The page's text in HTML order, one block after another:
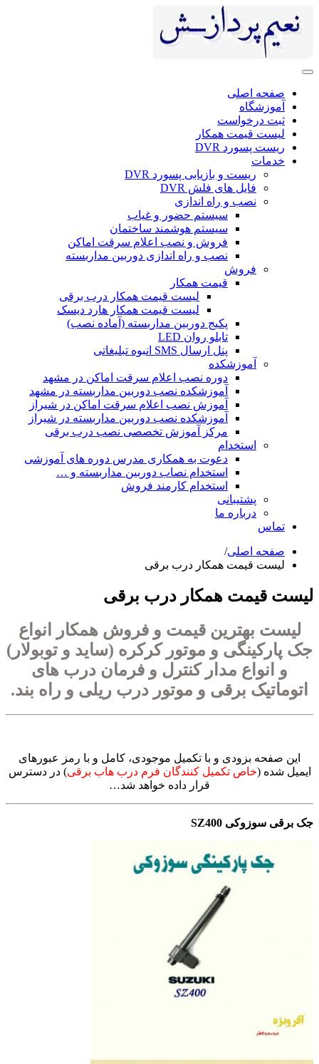
صفحه اصلی
آموزشگاه
ثبت درخواست
لیست قیمت همکار
ریست پسورد DVR
خدمات
ریست و بازیابی پسورد DVR
فایل های فلش DVR
نصب و راه اندازی
سیستم حضور و غیاب
سیستم هوشمند ساختمان
فروش و نصب اعلام سرقت اماکن
نصب و راه اندازی دوربین مداربسته
فروش
قیمت همکار
لیست قیمت همکار درب برقی
لیست قیمت همکار هارد دیسک
پکیج دوربین مداربسته (آماده نصب)
تابلو روان LED
پنل ارسال SMS انبوه تبلیغاتی
آموزشکده
دوره نصب اعلام سرقت اماکن در مشهد
آموزشکده نصب دوربین مداربسته در مشهد
آموزش نصب اعلام سرقت اماکن در شیراز
آموزشکده نصب دوربین مداربسته در شیراز
مرکز آموزش تخصصی نصب درب برقی
استخدام
دعوت به همکاری مدرس دوره های آموزشی
استخدام نصاب دوربین مداربسته و …
استخدام کارمند فروش
پشتیبانی
درباره ما
تماس
صفحه اصلی/
لیست قیمت همکار درب برقی
لیست قیمت همکار درب برقی
لیست بهترین قیمت وفروش همکار انواع
جک پارکینگی و موتور کرکره (ساید و توبولار)
و انواع مدار کنترل و فرمان درب های
اتوماتیک برقی و موتور درب ریلی و راه بند.
این صفحه بزودی و با تکمیل موجودی، کامل و با رمز عبورهای
ایمیل شده (خاص تکمیل کنندگان فرم درب هاب برقی) در دسترس
قرار داده خواهد شد…
جک برقی سوزوکی SZ400